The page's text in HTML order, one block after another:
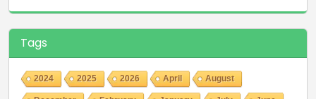
Tags
2024 2025 2026 April August